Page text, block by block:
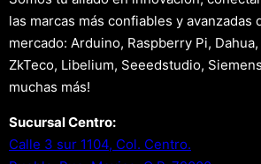
las marcas más confiables y avanzadas
mercado: Arduino, Raspberry Pi,
ZkTeco, Libelium, Seeedstudio,
muchas más!
Sucursal Centro:
Calle 3 sur 1104, Col. Centro.